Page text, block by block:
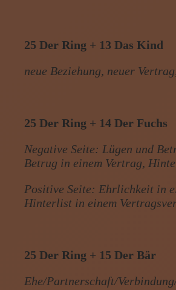
25 Der Ring + 13 Das Kind
neue Beziehung, neuer
25 Der Ring + 14 Der Fuchs
Negative Seite: Lügen und
Betrug in einem Vertrag,
Positive Seite: Ehrlichkeit in
Hinterlist in einem
25 Der Ring + 15 Der Bär
Ehe/Partnerschaft/